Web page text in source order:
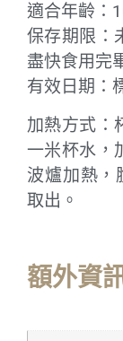
適合年齡：
保存期限：
盡快食用完
有效日期：
加熱方式：
一米杯水，
波爐加熱，
取出。
額外資